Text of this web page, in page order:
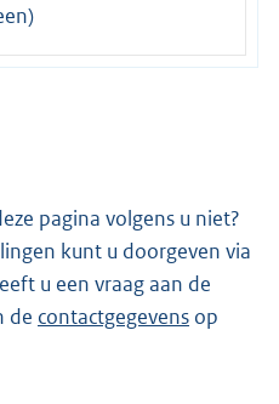
pagina volgens u niet?
kunt u doorgeven via
u een vraag aan de
de contactgegevens op